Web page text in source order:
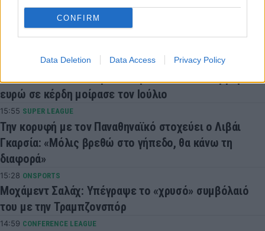
CONFIRM
Data Deletion Data Access Privacy Policy
BET ON
ΠΑΜΕ ΣΤΟΙΧΗΜΑ: Περισσότερα από 95 εκατομμύρια
ευρώ σε κέρδη μοίρασε τον Ιούλιο
15:55 SUPER LEAGUE
Την κορυφή με τον Παναθηναϊκό στοχεύει ο Λιβάι
Γκαρσία: «Μόλις βρεθώ στο γήπεδο, θα κάνω τη
διαφορά»
15:28 ONSPORTS
Μοχάμεντ Σαλάχ: Υπέγραψε το «χρυσό» συμβόλαιό
του με την Τραμπζονσπόρ
14:59 CONFERENCE LEAGUE